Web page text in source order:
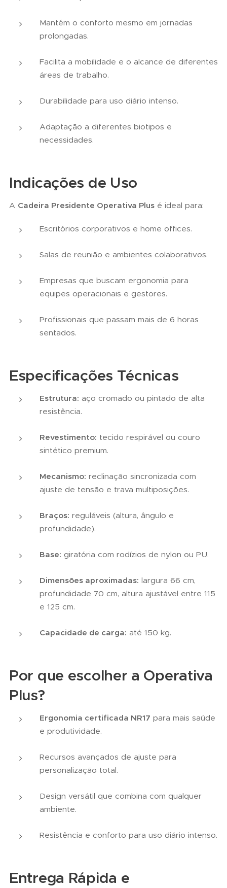
Mantém o conforto mesmo em jornadas
prolongadas.
Facilita a mobilidade e o alcance de diferentes
áreas de trabalho.
Durabilidade para uso diário intenso.
Adaptação a diferentes biotipos e
necessidades.
Indicações de Uso
A Cadeira Presidente Operativa Plus é ideal para:
Escritórios corporativos e home offices.
Salas de reunião e ambientes colaborativos.
Empresas que buscam ergonomia para
equipes operacionais e gestores.
Profissionais que passam mais de 6 horas
sentados.
Especificações Técnicas
Estrutura: aço cromado ou pintado de alta
resistência.
Revestimento: tecido respirável ou couro
sintético premium.
Mecanismo: reclinação sincronizada com
ajuste de tensão e trava multiposições.
Braços: reguláveis (altura, ângulo e
profundidade).
Base: giratória com rodízios de nylon ou PU.
Dimensões aproximadas: largura 66 cm,
profundidade 70 cm, altura ajustável entre 115
e 125 cm.
Capacidade de carga: até 150 kg.
Por que escolher a Operativa
Plus?
Ergonomia certificada NR17 para mais saúde
e produtividade.
Recursos avançados de ajuste para
personalização total.
Design versátil que combina com qualquer
ambiente.
Resistência e conforto para uso diário intenso.
Entrega Rápida e